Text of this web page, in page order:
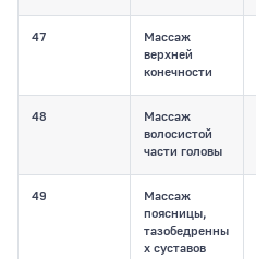
47
Массаж
верхней
конечности
48
Массаж
волосистой
части головы
49
Массаж
поясницы,
тазобедренны
х суставов